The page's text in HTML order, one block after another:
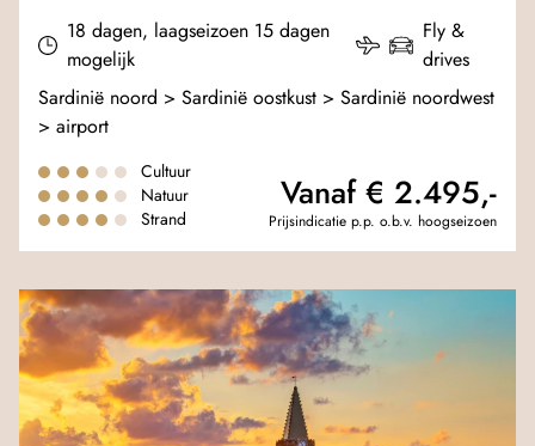
18 dagen, laagseizoen 15 dagen
mogelijk
Fly &
drives
Sardinië noord > Sardinië oostkust > Sardinië noordwest
> airport
Cultuur
Natuur
Strand
Vanaf € 2.495,-
Prijsindicatie p.p. o.b.v. hoogseizoen